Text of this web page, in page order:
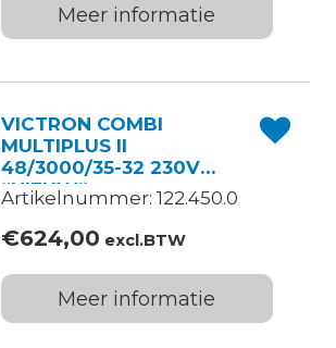
Meer informatie
VICTRON COMBI
MULTIPLUS II
48/3000/35-32 230V
“NIEUW”
Artikelnummer: 122.450.0
€624,00 excl.BTW
Meer informatie